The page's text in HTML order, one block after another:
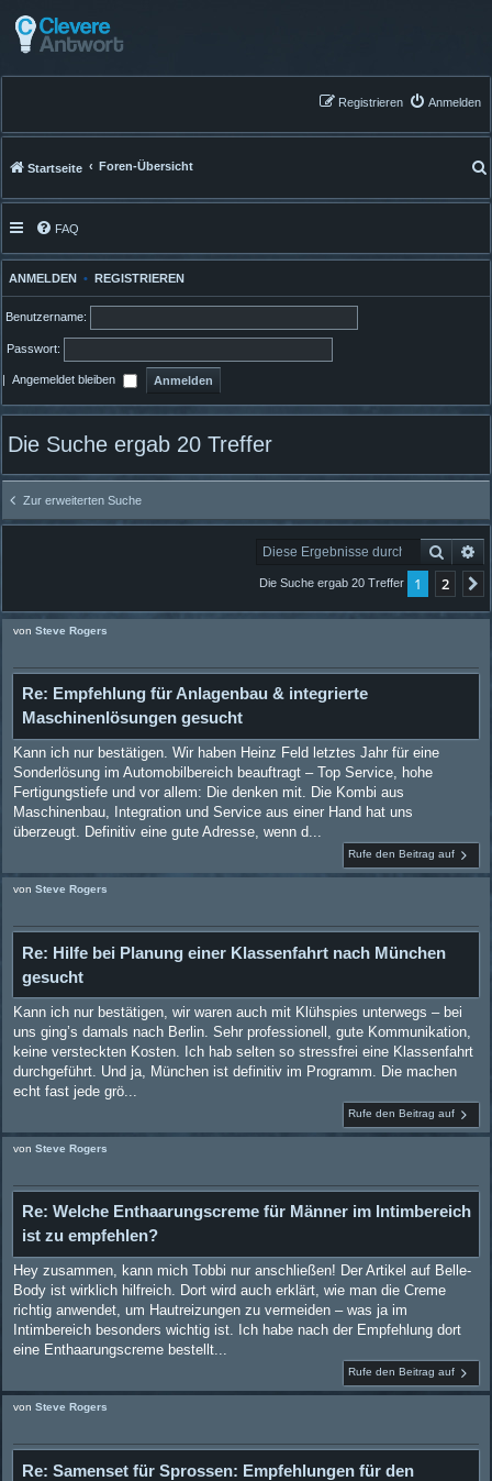
Anmelden
Registrieren
Startseite Foren-Übersicht
FAQ
ANMELDEN • REGISTRIEREN
Benutzername:
Passwort:
| Angemeldet bleiben
Die Suche ergab 20 Treffer
Zur erweiterten Suche
Suche
Die Suche ergab 20 Treffer 1 2
von Steve Rogers
Re: Empfehlung für Anlagenbau & integrierte
Maschinenlösungen gesucht
Kann ich nur bestätigen. Wir haben Heinz Feld letztes Jahr für eine
Sonderlösung im Automobilbereich beauftragt – Top Service, hohe
Fertigungstiefe und vor allem: Die denken mit. Die Kombi aus
Maschinenbau, Integration und Service aus einer Hand hat uns
überzeugt. Definitiv eine gute Adresse, wenn d...
Rufe den Beitrag auf
von Steve Rogers
Re: Hilfe bei Planung einer Klassenfahrt nach München
gesucht
Kann ich nur bestätigen, wir waren auch mit Klühspies unterwegs – bei
uns ging’s damals nach Berlin. Sehr professionell, gute Kommunikation,
keine versteckten Kosten. Ich hab selten so stressfrei eine Klassenfahrt
durchgeführt. Und ja, München ist definitiv im Programm. Die machen
echt fast jede grö...
Rufe den Beitrag auf
von Steve Rogers
Re: Welche Enthaarungscreme für Männer im Intimbereich
ist zu empfehlen?
Hey zusammen, kann mich Tobbi nur anschließen! Der Artikel auf Belle-
Body ist wirklich hilfreich. Dort wird auch erklärt, wie man die Creme
richtig anwendet, um Hautreizungen zu vermeiden – was ja im
Intimbereich besonders wichtig ist. Ich habe nach der Empfehlung dort
eine Enthaarungscreme bestellt...
Rufe den Beitrag auf
von Steve Rogers
Re: Samenset für Sprossen: Empfehlungen für den